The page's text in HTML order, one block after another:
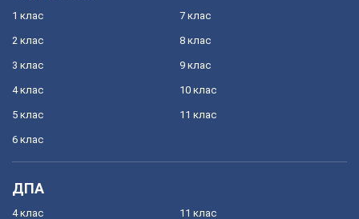
1 клас
2 клас
3 клас
4 клас
5 клас
6 клас
7 клас
8 клас
9 клас
10 клас
11 клас
ДПА
4 клас 11 клас